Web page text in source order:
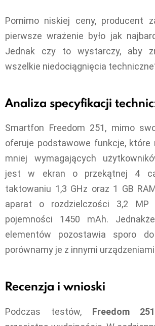
Pomimo niskiej ceny, producent
pierwsze wrażenie było jak
Jednak czy to wystarczy, aby
wszelkie niedociągnięcia
Analiza specyfikacji
Smartfon Freedom 251, mimo
oferuje podstawowe funkcje, które
mniej wymagających
jest w ekran o przekątnej 4
taktowaniu 1,3 GHz oraz 1 GB
aparat o rozdzielczości 3,2
pojemności 1450 mAh.
elementów pozostawia sporo
porównamy je z innymi
Recenzja i wnioski
Podczas testów, Freedom 251